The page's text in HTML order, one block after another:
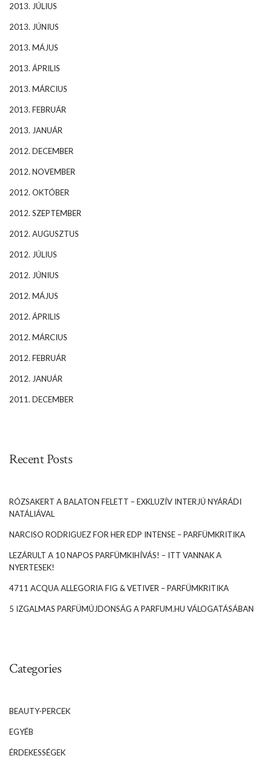
2013. JÚLIUS
2013. JÚNIUS
2013. MÁJUS
2013. ÁPRILIS
2013. MÁRCIUS
2013. FEBRUÁR
2013. JANUÁR
2012. DECEMBER
2012. NOVEMBER
2012. OKTÓBER
2012. SZEPTEMBER
2012. AUGUSZTUS
2012. JÚLIUS
2012. JÚNIUS
2012. MÁJUS
2012. ÁPRILIS
2012. MÁRCIUS
2012. FEBRUÁR
2012. JANUÁR
2011. DECEMBER
Recent Posts
RÓZSAKERT A BALATON FELETT – EXKLUZÍV INTERJÚ NYÁRÁDI
NATÁLIÁVAL
NARCISO RODRIGUEZ FOR HER EDP INTENSE – PARFÜMKRITIKA
LEZÁRULT A 10 NAPOS PARFÜMKIHÍVÁS! – ITT VANNAK A
NYERTESEK!
4711 ACQUA ALLEGORIA FIG & VETIVER – PARFÜMKRITIKA
5 IZGALMAS PARFÜMÚJDONSÁG A PARFUM.HU VÁLOGATÁSÁBAN
Categories
BEAUTY-PERCEK
EGYÉB
ÉRDEKESSÉGEK